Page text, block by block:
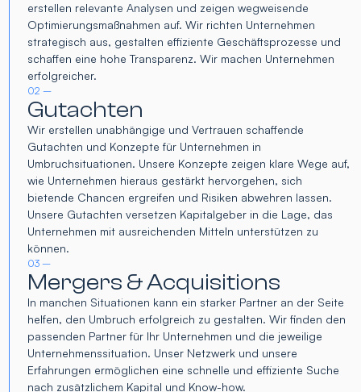
erstellen relevante Analysen und zeigen wegweisende
Optimierungsmaßnahmen auf. Wir richten Unternehmen
strategisch aus, gestalten effiziente Geschäftsprozesse und
schaffen eine hohe Transparenz. Wir machen Unternehmen
erfolgreicher.
02 –
Gutachten
Wir erstellen unabhängige und Vertrauen schaffende
Gutachten und Konzepte für Unternehmen in
Umbruchsituationen. Unsere Konzepte zeigen klare Wege auf,
wie Unternehmen hieraus gestärkt hervorgehen, sich
bietende Chancen ergreifen und Risiken abwehren lassen.
Unsere Gutachten versetzen Kapitalgeber in die Lage, das
Unternehmen mit ausreichenden Mitteln unterstützen zu
können.
03 –
Mergers & Acquisitions
In manchen Situationen kann ein starker Partner an der Seite
helfen, den Umbruch erfolgreich zu gestalten. Wir finden den
passenden Partner für Ihr Unternehmen und die jeweilige
Unternehmenssituation. Unser Netzwerk und unsere
Erfahrungen ermöglichen eine schnelle und effiziente Suche
nach zusätzlichem Kapital und Know-how.